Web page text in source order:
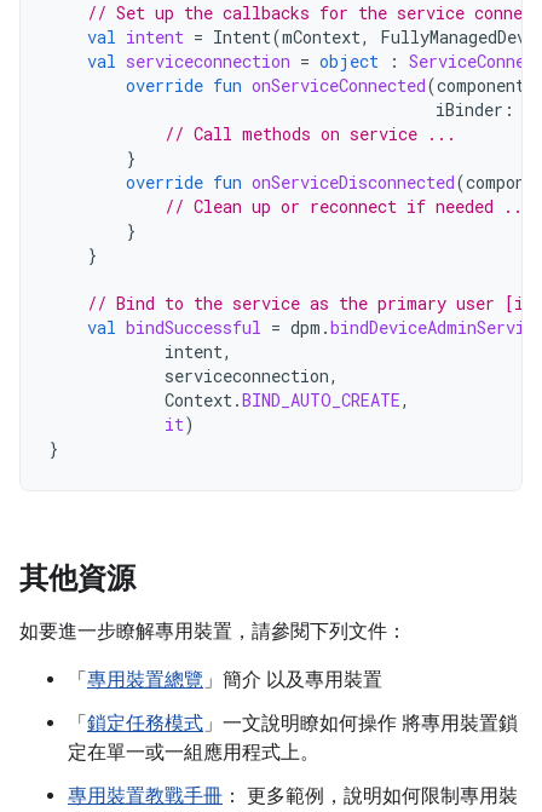
// Set up the callbacks for the service
val intent = Intent(mContext,
val serviceconnection = object :
override fun onServiceConnected(
iBinder :
// Call methods on service ...
}
override fun onServiceDisconnected(
// Clean up or reconnect if needed ...
}
}
// Bind to the service as the primary user
val bindSuccessful = dpm .
intent,
serviceconnection,
Context.BIND_AUTO_CREATE,
it)
}
其他資源
如要進一步瞭解專用裝置，請參閱下列文件：
「 專用裝置總覽」簡介 以及專用裝置
「 鎖定任務模式」一文說明瞭如何操作 將專用裝置鎖
定在單一或一組應用程式上。
專用裝置教戰手冊 ： 更多範例，說明如何限制專用裝